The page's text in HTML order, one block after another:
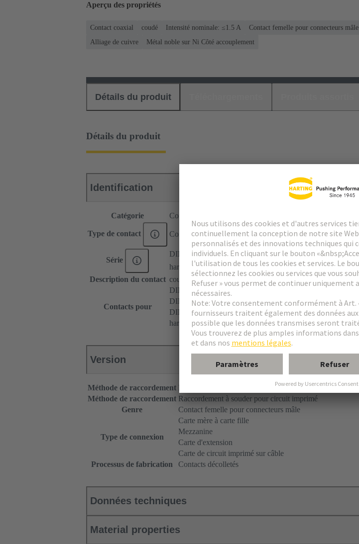
Aperçu des propriétés
Contact coaxial coudé Intensité nominale: ≤1.5 A
Contact femelle pour connecteurs mâle
Alliage de cuivre
Métal noble sur Ni Côté accouplement
Détails du produit
Détails du produit
Identification
Catégorie Contacts
Type de contact Contact coaxial
Série
DIN 41612
har-modular®
Description du contact coudé
Contacts pour
DIN 41612 Type M
DIN 41612 Type MH 21 + 5
DIN 41612 Bauform M 0+2
har-modular® Module M, mâle, coudé
Version
Méthode de raccordement Raccordement à souder
Méthode de raccordement Raccordement à souder pour circuit imprimé
Genre
Contact femelle pour connecteurs mâle
Type de connexion
Carte mère à carte fille
Mezzanine
Carte d'extension
Carte de circuit imprimé sur câble
Processus de fabrication
Contacts décolletés
Données techniques
Material properties